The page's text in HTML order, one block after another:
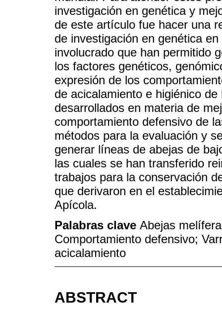
investigación en genética y
de este artículo fue hacer una
de investigación en genética
involucrado que han permitido
los factores genéticos,
expresión de los
de acicalamiento e higiénico
desarrollados en materia de
comportamiento defensivo de
métodos para la evaluación y
generar líneas de abejas de
las cuales se han transferido
trabajos para la conservación
que derivaron en el
Apícola.
Palabras clave Abejas
Comportamiento defensivo;
acicalamiento
ABSTRACT